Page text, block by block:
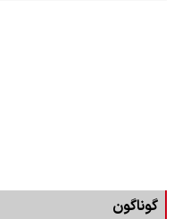
گوناگون